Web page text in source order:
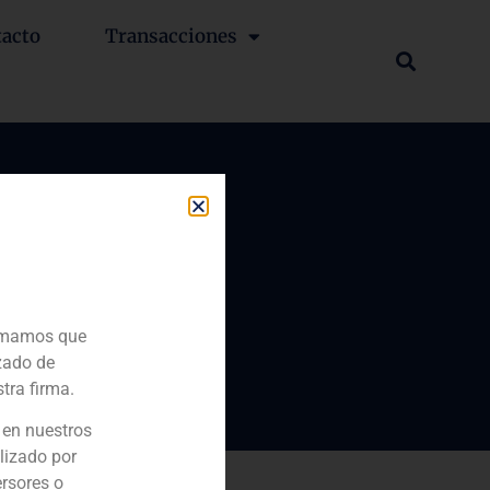
Transacciones
un
que
de
firma.
nuestros
por
o